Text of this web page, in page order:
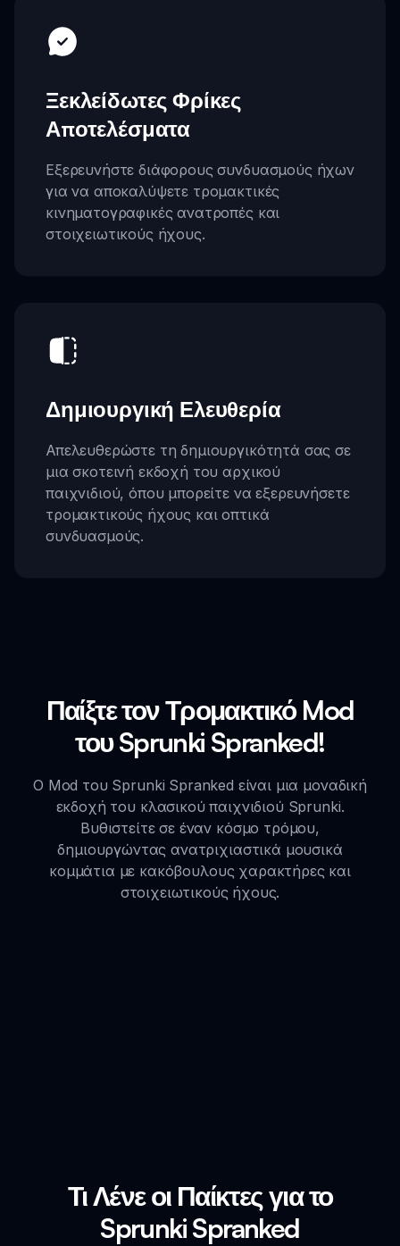
Ξεκλείδωτες Φρίκες
Αποτελέσματα
Εξερευνήστε διάφορους συνδυασμούς ήχων
για να αποκαλύψετε τρομακτικές
κινηματογραφικές ανατροπές και
στοιχειωτικούς ήχους.
Δημιουργική Ελευθερία
Απελευθερώστε τη δημιουργικότητά σας σε
μια σκοτεινή εκδοχή του αρχικού
παιχνιδιού, όπου μπορείτε να εξερευνήσετε
τρομακτικούς ήχους και οπτικά
συνδυασμούς.
Παίξτε τον Τρομακτικό Mod
του Sprunki Spranked!
Ο Mod του Sprunki Spranked είναι μια μοναδική
εκδοχή του κλασικού παιχνιδιού Sprunki.
Βυθιστείτε σε έναν κόσμο τρόμου,
δημιουργώντας ανατριχιαστικά μουσικά
κομμάτια με κακόβουλους χαρακτήρες και
στοιχειωτικούς ήχους.
Τι Λένε οι Παίκτες για το
Sprunki Spranked